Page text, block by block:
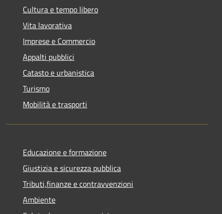
Cultura e tempo libero
Vita lavorativa
Imprese e Commercio
Appalti pubblici
Catasto e urbanistica
Turismo
Mobilità e trasporti
Educazione e formazione
Giustizia e sicurezza pubblica
Tributi,finanze e contravvenzioni
Ambiente